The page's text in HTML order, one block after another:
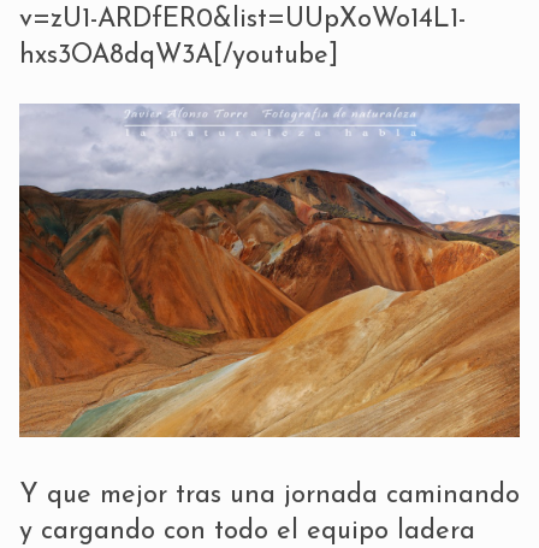
v=zU1-ARDfER0&list=UUpXoWo14L1-
hxs3OA8dqW3A[/youtube]
Y que mejor tras una jornada caminando
y cargando con todo el equipo ladera